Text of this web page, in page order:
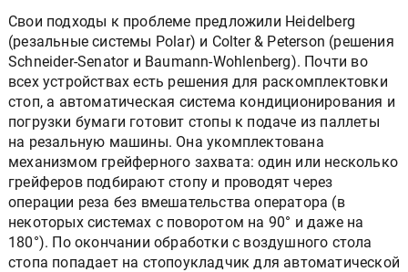
Свои подходы к проблеме предложили Heidelberg
(резальные системы Polar) и Colter & Peterson (решения
Schneider-Senator и Baumann-Wohlenberg). Почти во
всех устройствах есть решения для раскомплектовки
стоп, а автоматическая система кондиционирования и
погрузки бумаги готовит стопы к подаче из паллеты
на резальную машины. Она укомплектована
механизмом грейферного захвата: один или несколько
грейферов подбирают стопу и проводят через
операции реза без вмешательства оператора (в
некоторых системах с поворотом на 90° и даже на
180°). По окончании обработки с воздушного стола
стопа попадает на стопоукладчик для автоматической